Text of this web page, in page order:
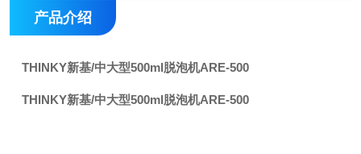
产品介绍
THINKY新基/中大型500ml脱泡机ARE-500
THINKY新基/中大型500ml脱泡机ARE-500